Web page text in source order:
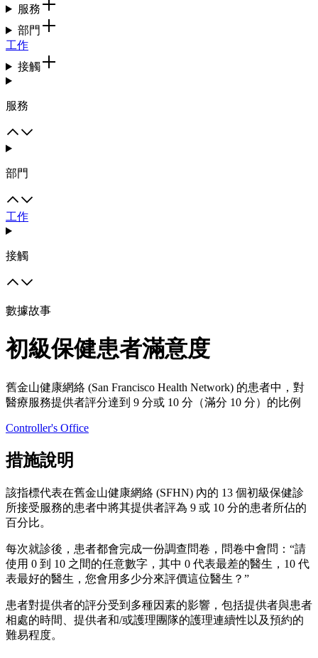
服務
部門
工作
接觸
服務
部門
工作
接觸
數據故事
初級保健患者滿意度
舊金山健康網絡 (San Francisco Health Network) 的患者中，對
醫療服務提供者評分達到 9 分或 10 分（滿分 10 分）的比例
Controller's Office
措施說明
該指標代表在舊金山健康網絡 (SFHN) 內的 13 個初級保健診
所接受服務的患者中將其提供者評為 9 或 10 分的患者所佔的
百分比。
每次就診後，患者都會完成一份調查問卷，問卷中會問：“請
使用 0 到 10 之間的任意數字，其中 0 代表最差的醫生，10 代
表最好的醫生，您會用多少分來評價這位醫生？”
患者對提供者的評分受到多種因素的影響，包括提供者與患者
相處的時間、提供者和/或護理團隊的護理連續性以及預約的
難易程度。